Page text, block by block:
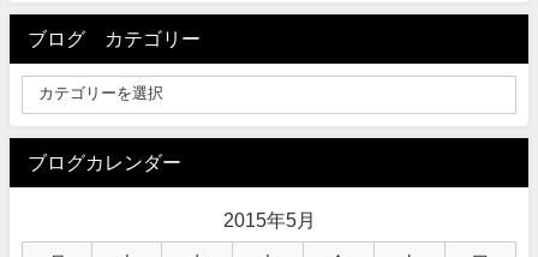
ブログ カテゴリー
ブログカレンダー
2015年5月